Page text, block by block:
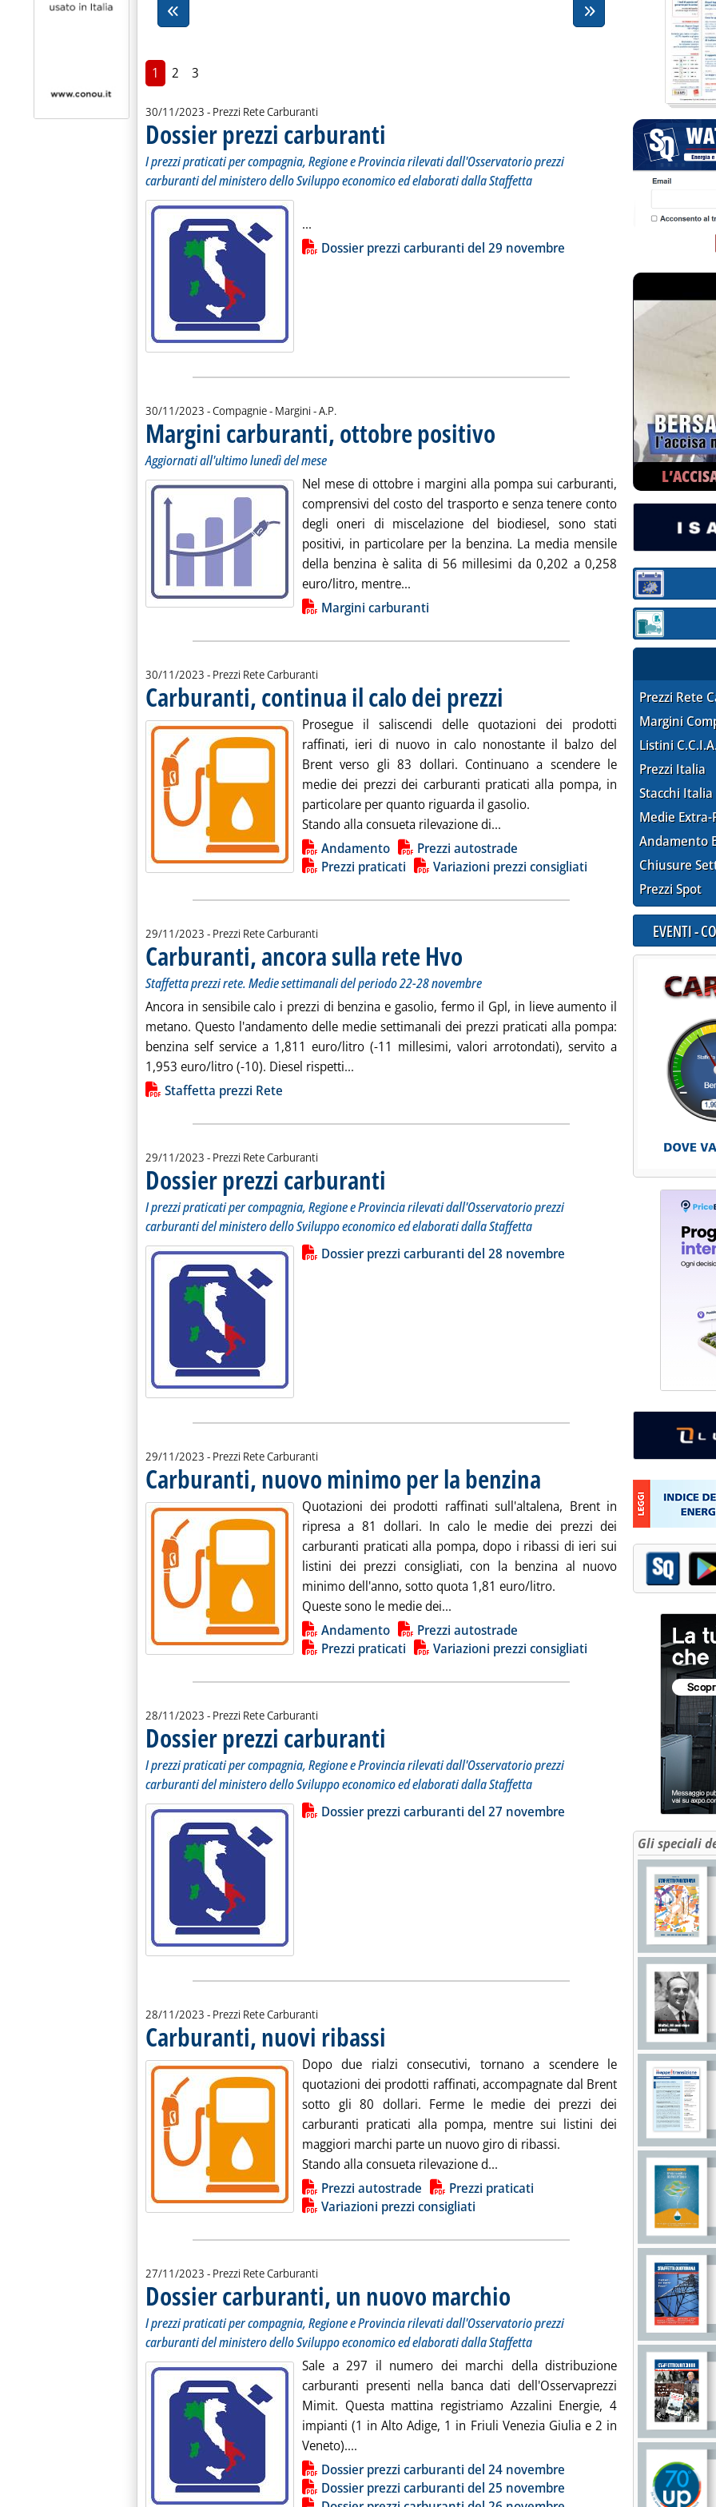
1 2 3
30/11/2023 - Prezzi Rete Carburanti
Dossier prezzi carburanti . Sottotitolo: I prezzi praticati per compagnia, Regione e Provincia rilevati
I prezzi praticati per compagnia, Regione e Provincia rilevati dall'Osservatorio prezzi
carburanti del ministero dello Sviluppo economico ed elaborati dalla Staffetta
...
Lista allegati PDF alla notiziaDossier prezzi carburanti del 29 novembre
30/11/2023 - Compagnie - Margini -di:
A.P.
Margini carburanti, ottobre positivo . Sottotitolo: Aggiornati all'ultimo lunedì del mese
. Pubblicata giovedì 30 novembre 2023 alle 12.40.
Aggiornati all'ultimo lunedì del mese
Nel mese di ottobre i margini alla pompa sui carburanti,
comprensivi del costo del trasporto e senza tenere conto
degli oneri di miscelazione del biodiesel, sono stati
positivi, in particolare per la benzina. La media mensile
della benzina è salita di 56 millesimi da 0,202 a 0,258
euro/litro, mentre... Leggi tutta la notizia: 'Margini carburanti, ottobre
Lista allegati PDF alla notiziaMargini carburanti
30/11/2023 - Prezzi Rete Carburanti
Carburanti, continua il calo dei prezzi . Pubblicata giovedì 30 novembre 2023 alle 8.35.
Prosegue il saliscendi delle quotazioni dei prodotti
raffinati, ieri di nuovo in calo nonostante il balzo del
Brent verso gli 83 dollari. Continuano a scendere le
medie dei prezzi dei carburanti praticati alla pompa, in
particolare per quanto riguarda il gasolio.
Stando alla consueta rilevazione di... Leggi tutta la notizia: 'Carburanti,
Lista allegati PDF alla notizia
Andamento
Prezzi autostrade
Prezzi praticati
Variazioni prezzi consigliati
29/11/2023 - Prezzi Rete Carburanti
Carburanti, ancora sulla rete Hvo . Sottotitolo: Staffetta prezzi rete. Medie settimanali del periodo
. Pubblicata mercoledì 29 novembre 2023 alle 14.59.
Staffetta prezzi rete. Medie settimanali del periodo 22-28 novembre
Ancora in sensibile calo i prezzi di benzina e gasolio, fermo il Gpl, in lieve aumento il
metano. Questo l'andamento delle medie settimanali dei prezzi praticati alla pompa:
benzina self service a 1,811 euro/litro (-11 millesimi, valori arrotondati), servito a
1,953 euro/litro (-10). Diesel rispetti... Leggi tutta la notizia: 'Carburanti, ancora sulla rete Hvo'
Lista allegati PDF alla notizia
Staffetta prezzi Rete
29/11/2023 - Prezzi Rete Carburanti
Dossier prezzi carburanti . Sottotitolo: I prezzi praticati per compagnia, Regione e Provincia rilevati
I prezzi praticati per compagnia, Regione e Provincia rilevati dall'Osservatorio prezzi
carburanti del ministero dello Sviluppo economico ed elaborati dalla Staffetta
Leggi tutta la notizia: 'Dossier prezzi carburanti'
Lista allegati PDF alla notiziaDossier prezzi carburanti del 28 novembre
29/11/2023 - Prezzi Rete Carburanti
Carburanti, nuovo minimo per la benzina
Quotazioni dei prodotti raffinati sull'altalena, Brent in
ripresa a 81 dollari. In calo le medie dei prezzi dei
carburanti praticati alla pompa, dopo i ribassi di ieri sui
listini dei prezzi consigliati, con la benzina al nuovo
minimo dell'anno, sotto quota 1,81 euro/litro.
Queste sono le medie dei...
Lista allegati PDF alla notizia
Andamento
Prezzi autostrade
Prezzi praticati
Variazioni prezzi consigliati
28/11/2023 - Prezzi Rete Carburanti
Dossier prezzi carburanti . Sottotitolo: I prezzi praticati per compagnia, Regione e Provincia rilevati
I prezzi praticati per compagnia, Regione e Provincia rilevati dall'Osservatorio prezzi
carburanti del ministero dello Sviluppo economico ed elaborati dalla Staffetta
Leggi tutta la notizia: 'Dossier prezzi carburanti'
Lista allegati PDF alla notiziaDossier prezzi carburanti del 27 novembre
28/11/2023 - Prezzi Rete Carburanti
Carburanti, nuovi ribassi
Dopo due rialzi consecutivi, tornano a scendere le
quotazioni dei prodotti raffinati, accompagnate dal Brent
sotto gli 80 dollari. Ferme le medie dei prezzi dei
carburanti praticati alla pompa, mentre sui listini dei
maggiori marchi parte un nuovo giro di ribassi.
Stando alla consueta rilevazione d... Leggi tutta la notizia: 'Carburanti,
Lista allegati PDF alla notiziaPrezzi autostrade
Prezzi praticati
Variazioni prezzi consigliati
27/11/2023 - Prezzi Rete Carburanti
Dossier carburanti, un nuovo marchio . Sottotitolo: I prezzi praticati per compagnia,
. Pubblicata lunedì 27 novembre 2023 alle 10.18.
I prezzi praticati per compagnia, Regione e Provincia rilevati dall'Osservatorio prezzi
carburanti del ministero dello Sviluppo economico ed elaborati dalla Staffetta
Sale a 297 il numero dei marchi della distribuzione
carburanti presenti nella banca dati dell'Osservaprezzi
Mimit. Questa mattina registriamo Azzalini Energie, 4
impianti (1 in Alto Adige, 1 in Friuli Venezia Giulia e 2 in
Veneto).... Leggi tutta la notizia: 'Dossier carburanti, un nuovo marchio'
Lista allegati PDF alla notiziaDossier prezzi carburanti del 24 novembre
Dossier prezzi carburanti del 25 novembre
Sezione:
Sezione:
Prezzi Rete
Margini
Listini
Prezzi Italia
Stacchi Italia
Medie Extra-
Andamento
Chiusure
Prezzi Spot
EVENTI -
Gli speciali